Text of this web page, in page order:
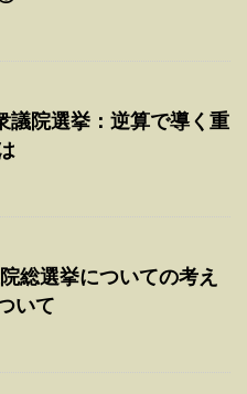
議院選挙：逆算で導く重
総選挙についての考え
いて